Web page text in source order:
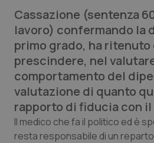
Lettere al direttore
Edizioni Regionali
QS Pro
Professionisti Sanitari.AI
Abruzzo
QS Pro Gold
Cassazione (sentenza
lavoro) confermando la
primo grado, ha ritenuto
prescindere, nel
comportamento del
valutazione di quanto
rapporto di fiducia con
Il medico che fa il politico ed è
resta responsabile di un